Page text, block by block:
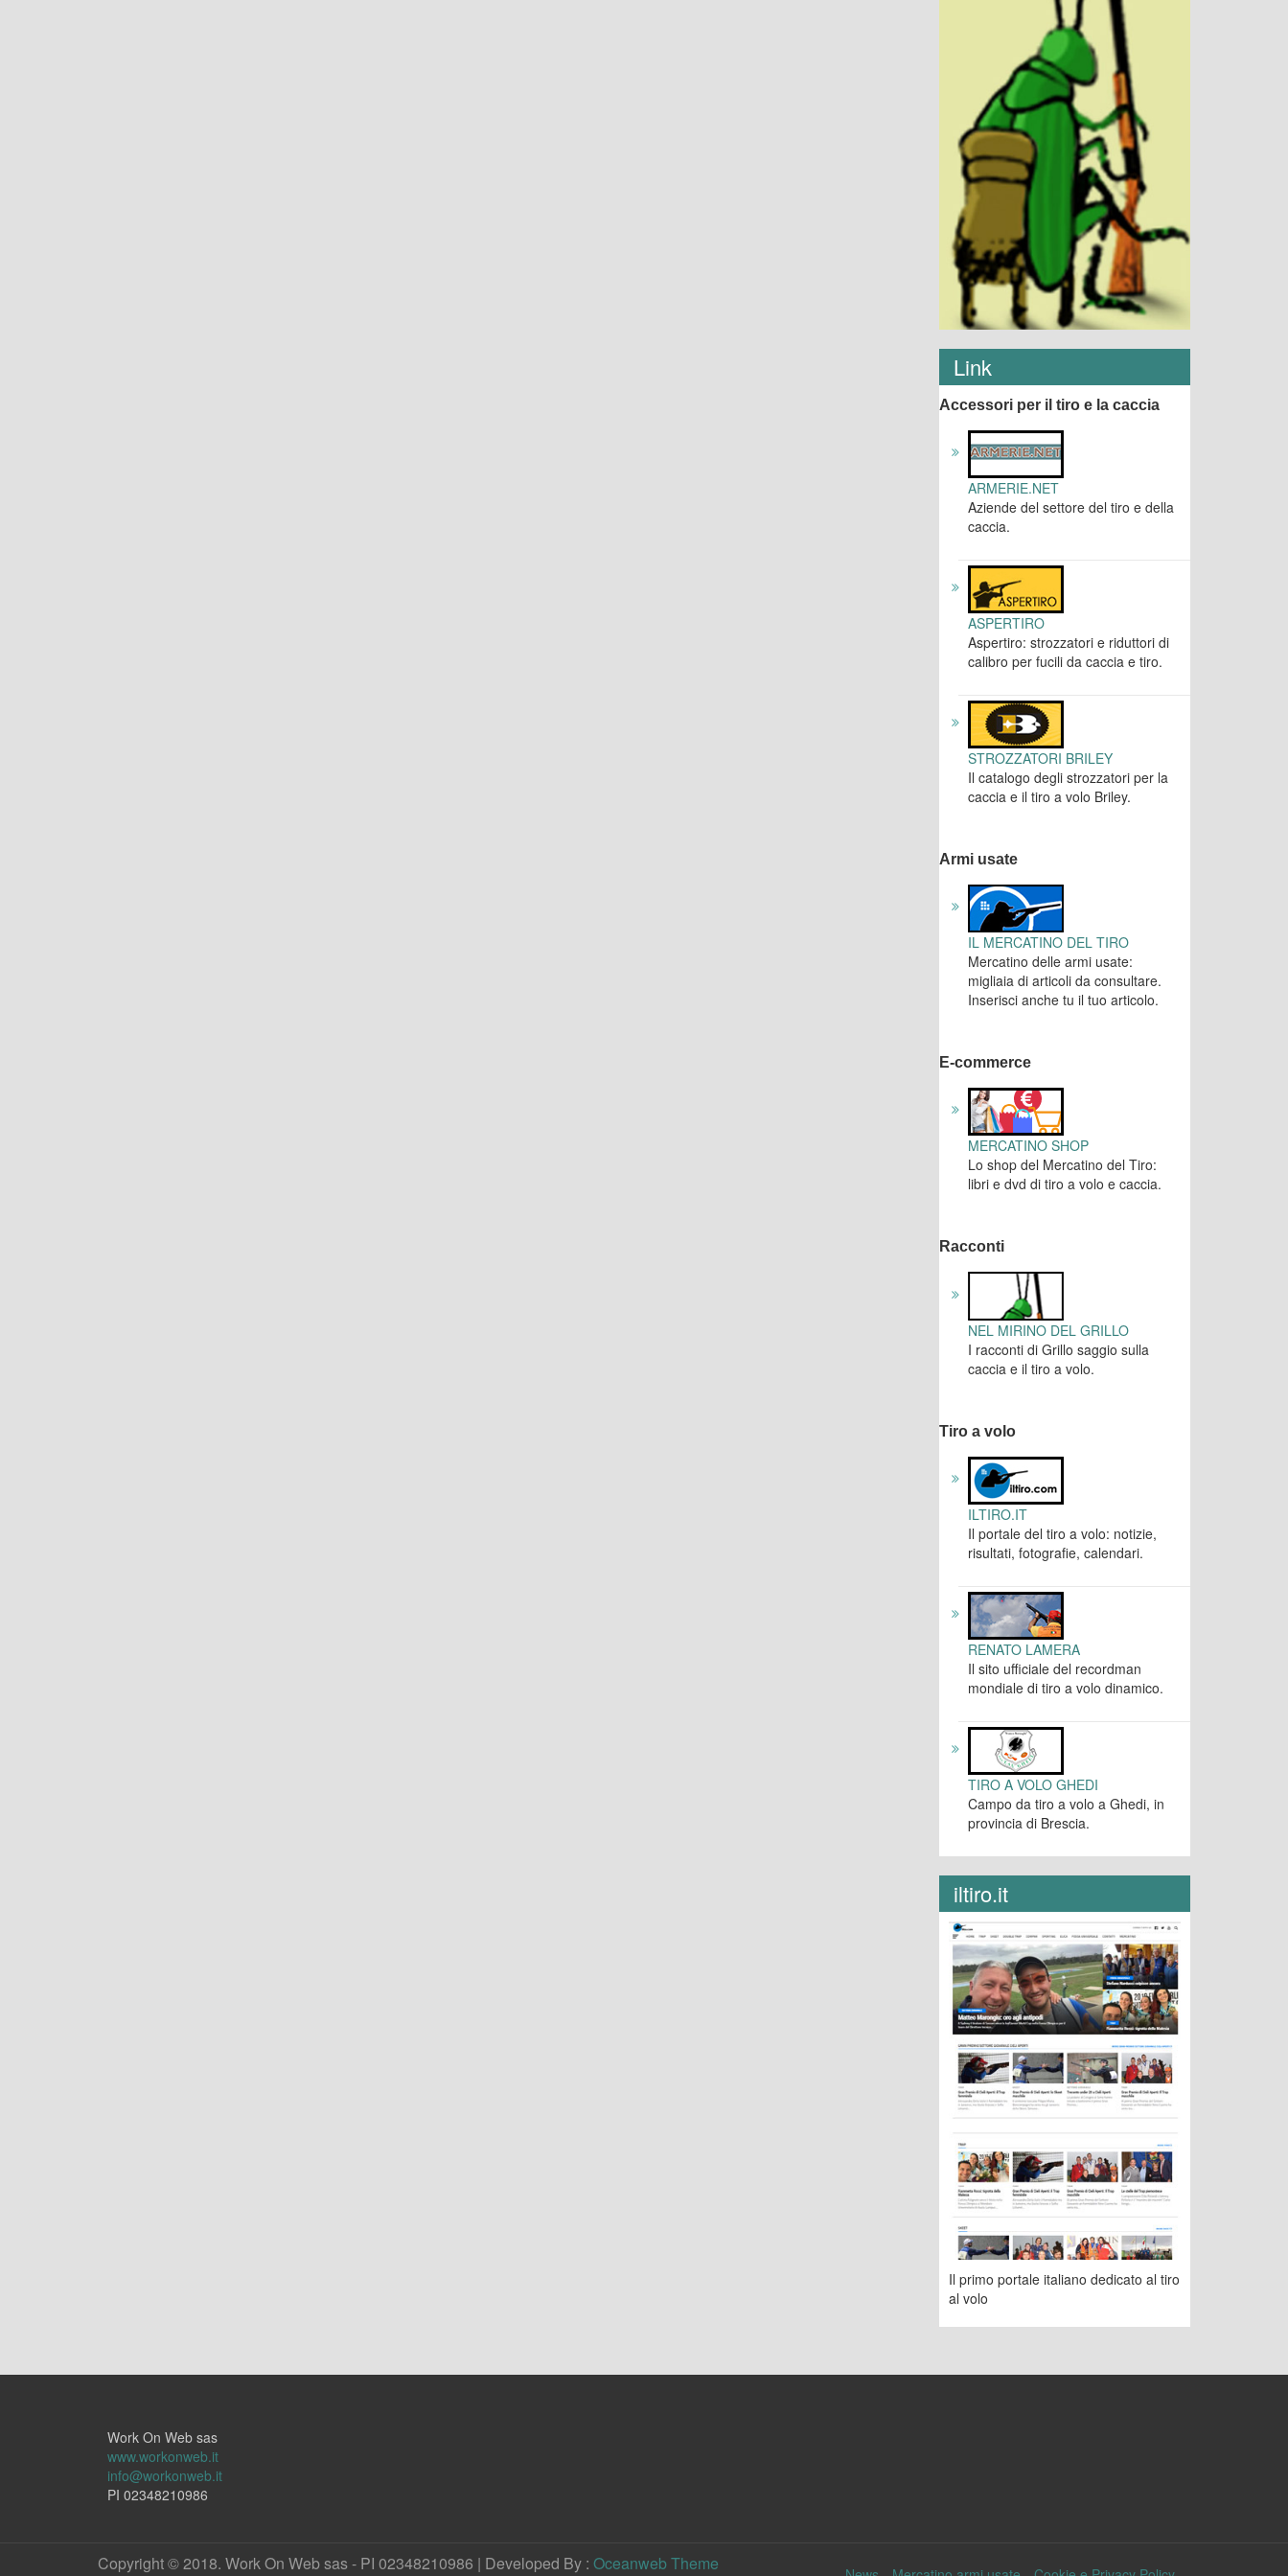
Link
Accessori per il tiro e la caccia
ARMERIE.NET
Aziende del settore del tiro e della
caccia.
ASPERTIRO
Aspertiro: strozzatori e riduttori di
calibro per fucili da caccia e tiro.
STROZZATORI BRILEY
Il catalogo degli strozzatori per la
caccia e il tiro a volo Briley.
Armi usate
IL MERCATINO DEL TIRO
Mercatino delle armi usate:
migliaia di articoli da consultare.
Inserisci anche tu il tuo articolo.
E-commerce
MERCATINO SHOP
Lo shop del Mercatino del Tiro:
libri e dvd di tiro a volo e caccia.
Racconti
NEL MIRINO DEL GRILLO
I racconti di Grillo saggio sulla
caccia e il tiro a volo.
Tiro a volo
ILTIRO.IT
Il portale del tiro a volo: notizie,
risultati, fotografie, calendari.
RENATO LAMERA
Il sito ufficiale del recordman
mondiale di tiro a volo dinamico.
TIRO A VOLO GHEDI
Campo da tiro a volo a Ghedi, in
provincia di Brescia.
iltiro.it
Il primo portale italiano dedicato al tiro
al volo
Work On Web sas
www.workonweb.it
info@workonweb.it
PI 02348210986
Copyright © 2018. Work On Web sas - PI 02348210986 | Developed By : Oceanweb Theme